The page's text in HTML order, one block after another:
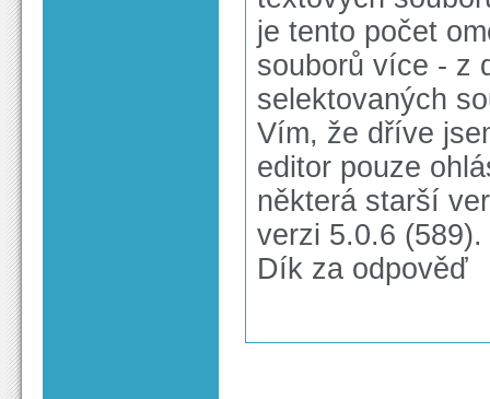
je tento počet
souborů více - z
selektovaných
Vím, že dříve
editor pouze
některá starší
verzi 5.0.6 (589).
Dík za odpověď